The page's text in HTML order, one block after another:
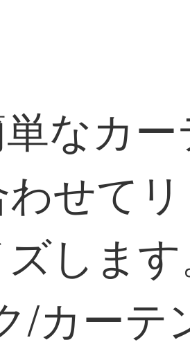
なカ
せて
しま
/カーテ